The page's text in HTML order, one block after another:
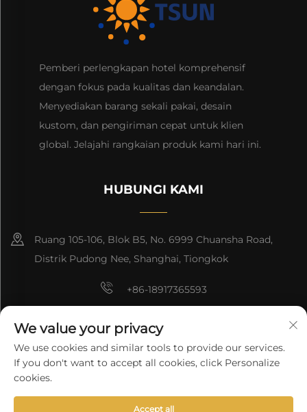
Pemberi perlengkapan hotel komprehensif
dengan fokus pada kualitas dan keandalan.
Menyediakan barang sekali pakai, desain
kustom, dan pengiriman cepat untuk klien
global. Jelajahi rangkaian produk kami hari ini.
HUBUNGI KAMI
Ruang 105-106, Blok B5, No. 6999 Chuansha Road,
Distrik Pudong Nee, Shanghai, Tiongkok
+86-18917365593
Hak Cipta © 2026 Shanghai Tongsheng Enterprise Management
Co., Ltd. Seluruh hak
We value your privacy
We use cookies and similar tools to provide our services.
If you don't want to accept all cookies, click Personalize
cookies.
Accept all